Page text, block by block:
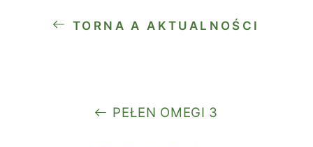
TORNA A AKTUALNOŚCI
PEŁEN OMEGI 3